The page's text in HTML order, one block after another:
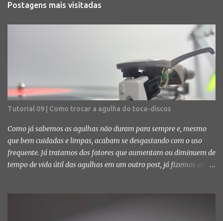
Postagens mais visitadas
Tutorial 09 | Como trocar a agulha do toca-discos
Como já sabemos as agulhas não duram para sempre e, mesmo
que bem cuidadas e limpas, acabam se desgastando com o uso
frequente. Já tratamos dos fatores que aumentam ou diminuem de
tempo de vida útil das agulhas em um outro post, já fizemos um